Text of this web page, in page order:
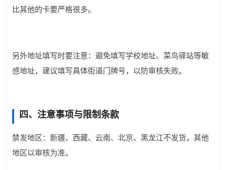
比其他的卡要严格很多。
另外地址填写时要注意：避免填写学校地址、菜鸟驿站等敏
感地址，建议填写具体街道门牌号，以防审核失败。
四、注意事项与限制条款
禁发地区：新疆、西藏、云南、北京、黑龙江不发货，其他
地区以审核为准。